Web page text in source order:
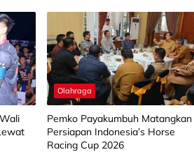
Olahraga
Pemko Payakumbuh Matangkan
Persiapan Indonesia’s Horse
Racing Cup 2026